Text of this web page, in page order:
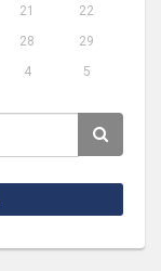
21
22
28
29
4 5